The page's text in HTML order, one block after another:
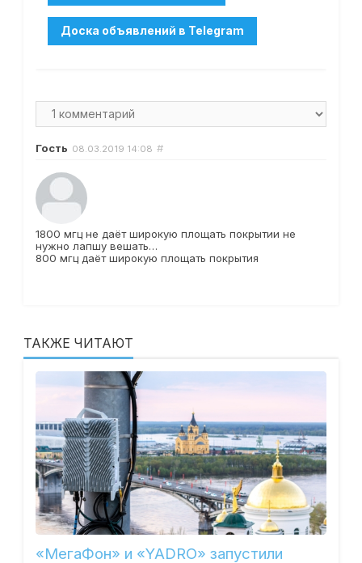
Гость 08.03.2019 14:08 #
1800 мгц не даёт широкую площать покрытии не
нужно лапшу вешать…
800 мгц даёт широкую площать покрытия
ТАКЖЕ ЧИТАЮТ
«МегаФон» и «YADRO» запустили